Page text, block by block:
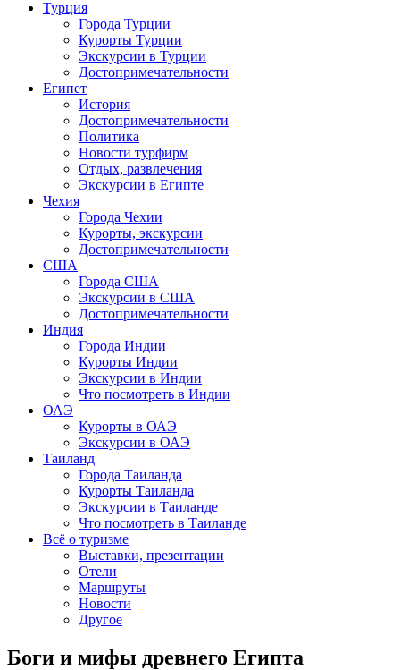
Турция
Города Турции
Курорты Турции
Экскурсии в Турции
Достопримечательности
Египет
История
Достопримечательности
Политика
Новости турфирм
Отдых, развлечения
Экскурсии в Египте
Чехия
Города Чехии
Курорты, экскурсии
Достопримечательности
США
Города США
Экскурсии в США
Достопримечательности
Индия
Города Индии
Курорты Индии
Экскурсии в Индии
Что посмотреть в Индии
ОАЭ
Курорты в ОАЭ
Экскурсии в ОАЭ
Таиланд
Города Таиланда
Курорты Таиланда
Экскурсии в Таиланде
Что посмотреть в Таиланде
Всё о туризме
Выставки, презентации
Отели
Маршруты
Новости
Другое
Боги и мифы древнего Египта